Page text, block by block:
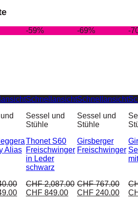
Alias
-59%
Schnellansicht
Sessel und
Stühle
Thonet S60
Freischwinger
in Leder
schwarz
CHF2,087.00
CHF 849.00
-69%
Schnellansicht
Sessel und
Stühle
Girsberger
Freischwinger
CHF767.00
CHF 240.00
-